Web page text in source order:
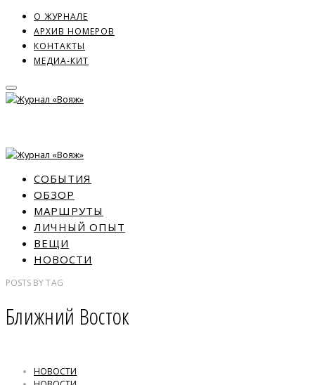
О ЖУРНАЛЕ
АРХИВ НОМЕРОВ
КОНТАКТЫ
МЕДИА-КИТ
СОБЫТИЯ
ОБЗОР
МАРШРУТЫ
ЛИЧНЫЙ ОПЫТ
ВЕЩИ
НОВОСТИ
POSTS BYTAG
Ближний Восток
НОВОСТИ